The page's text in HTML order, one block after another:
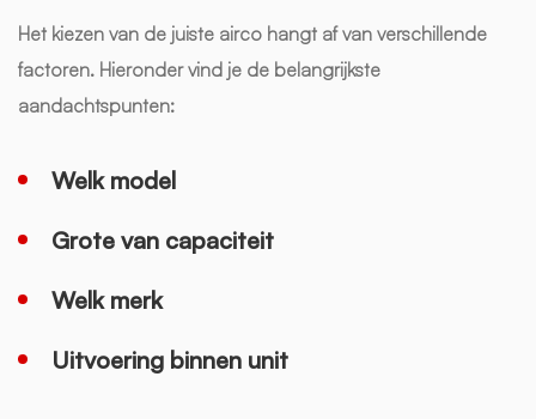
Het kiezen van de juiste airco hangt af van verschillende
factoren. Hieronder vind je de belangrijkste
aandachtspunten:
Welk model
Grote van capaciteit
Welk merk
Uitvoering binnen unit